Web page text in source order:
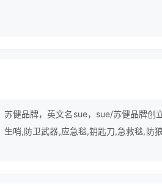
苏健品牌，英文名sue，sue/苏健品牌创
生哨,防卫武器,应急毯,钥匙刀,急救毯,防